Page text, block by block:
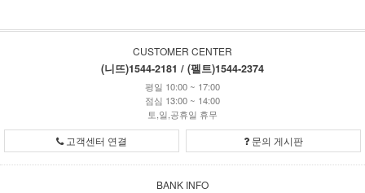
CUSTOMER CENTER
(니뜨)1544-2181 / (펠트)1544-2374
평일 10:00 ~ 17:00
점심 13:00 ~ 14:00
토,일,공휴일 휴무
고객센터 연결 문의 게시판
BANK INFO